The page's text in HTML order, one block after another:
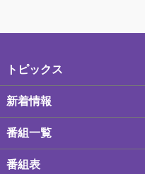
トピックス
新着情報
番組一覧
番組表